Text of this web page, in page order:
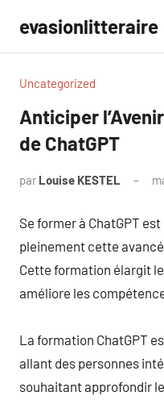
contenu
evasionlitteraire
Uncategorized
Anticiper
de ChatGPT
par Louise KESTEL
Se former à ChatGPT
pleinement cette
Cette formation élargit
améliore les
La formation ChatGPT
allant des personnes
souhaitant approfondir